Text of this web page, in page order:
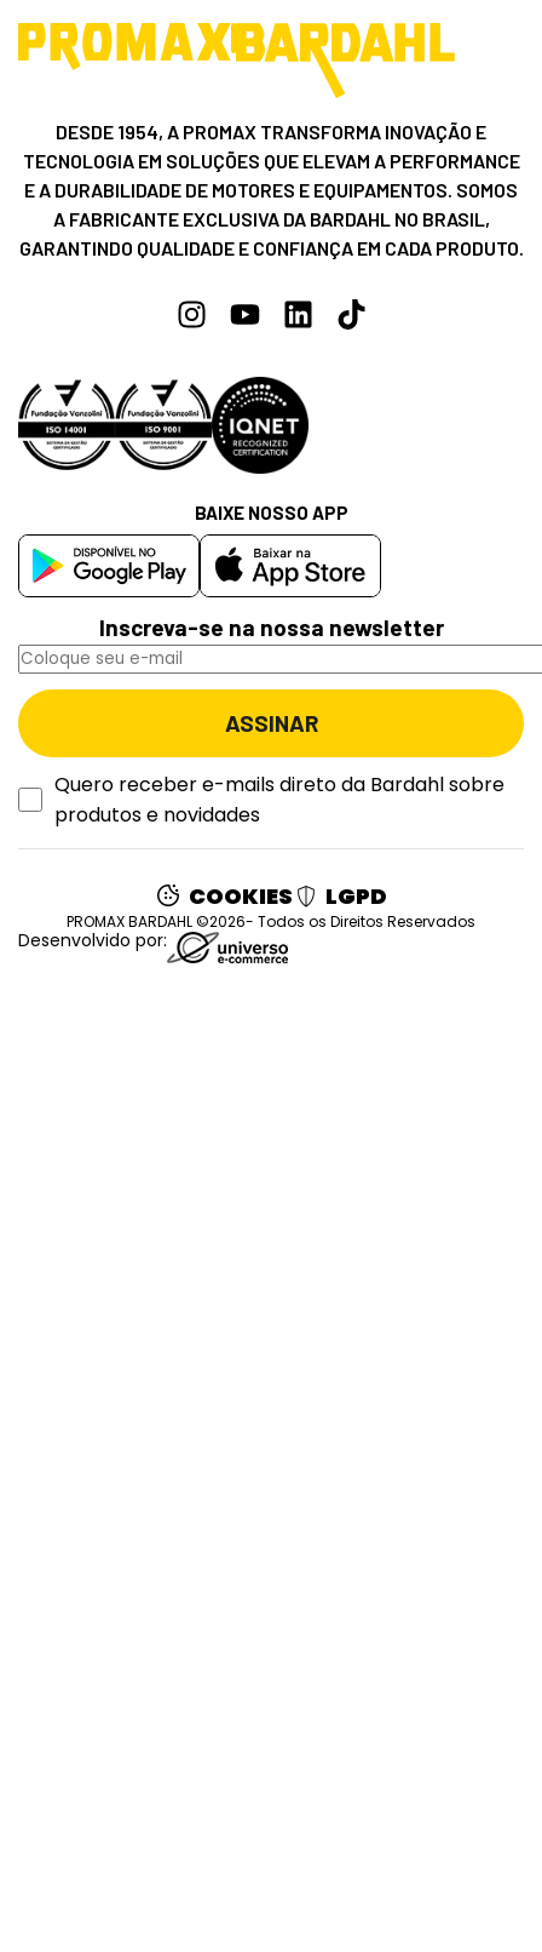
DESDE 1954, A PROMAX TRANSFORMA INOVAÇÃO E
TECNOLOGIA EM SOLUÇÕES QUE ELEVAM A PERFORMANCE
E A DURABILIDADE DE MOTORES E EQUIPAMENTOS. SOMOS
A FABRICANTE EXCLUSIVA DA BARDAHL NO BRASIL,
GARANTINDO QUALIDADE E CONFIANÇA EM CADA PRODUTO.
Inscreva-se na nossa newsletter
Quero receber e-mails direto da Bardahl sobre
produtos e novidades
BAIXE NOSSO APP
COOKIES LGPD
PROMAX BARDAHL ©2026- Todos os Direitos Reservados
Desenvolvido por: